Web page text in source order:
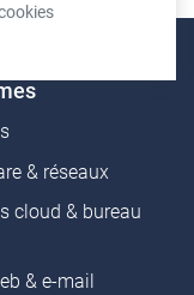
& réseaux
cloud & bureau
& e-mail